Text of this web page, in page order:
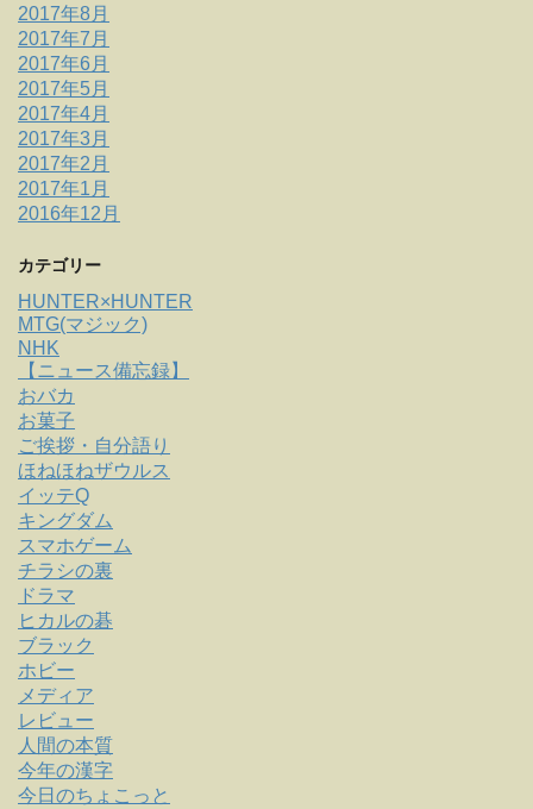
2017年8月
2017年7月
2017年6月
2017年5月
2017年4月
2017年3月
2017年2月
2017年1月
2016年12月
カテゴリー
HUNTER×HUNTER
MTG(マジック)
NHK
【ニュース備忘録】
おバカ
お菓子
ご挨拶・自分語り
ほねほねザウルス
イッテQ
キングダム
スマホゲーム
チラシの裏
ドラマ
ヒカルの碁
ブラック
ホビー
メディア
レビュー
人間の本質
今年の漢字
今日のちょこっと